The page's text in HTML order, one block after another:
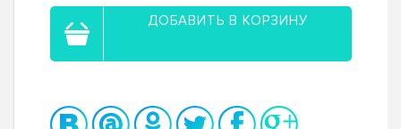
ДОБАВИТЬ В КОРЗИНУ